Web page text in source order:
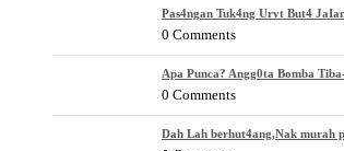
Pas4ngan Tuk4ng Urvt But4
0 Comments
Apa Punca? Angg0ta Bomba
0 Comments
Dah Lah berhut4ang,Nak murah